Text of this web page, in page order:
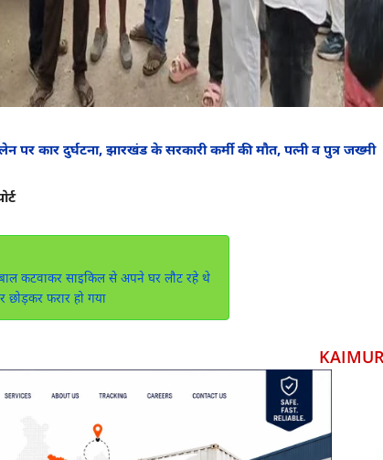
पर कार दुर्घटना, झारखंड के सरकारी कर्मी की मौत, पत्नी व पुत्र जख्मी
कटवाकर साइकिल से अपने घर लौट रहे थे
छोड़कर फरार हो गया